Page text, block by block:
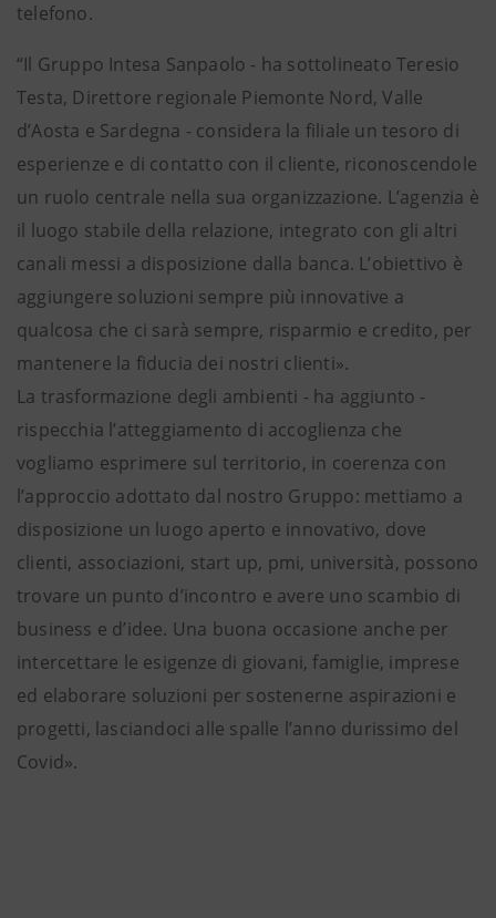
telefono.
“Il Gruppo Intesa Sanpaolo - ha sottolineato Teresio
Testa, Direttore regionale Piemonte Nord, Valle
d’Aosta e Sardegna - considera la filiale un tesoro di
esperienze e di contatto con il cliente, riconoscendole
un ruolo centrale nella sua organizzazione. L’agenzia è
il luogo stabile della relazione, integrato con gli altri
canali messi a disposizione dalla banca. L’obiettivo è
aggiungere soluzioni sempre più innovative a
qualcosa che ci sarà sempre, risparmio e credito, per
mantenere la fiducia dei nostri clienti».
La trasformazione degli ambienti - ha aggiunto -
rispecchia l’atteggiamento di accoglienza che
vogliamo esprimere sul territorio, in coerenza con
l’approccio adottato dal nostro Gruppo: mettiamo a
disposizione un luogo aperto e innovativo, dove
clienti, associazioni, start up, pmi, università, possono
trovare un punto d’incontro e avere uno scambio di
business e d’idee. Una buona occasione anche per
intercettare le esigenze di giovani, famiglie, imprese
ed elaborare soluzioni per sostenerne aspirazioni e
progetti, lasciandoci alle spalle l’anno durissimo del
Covid».